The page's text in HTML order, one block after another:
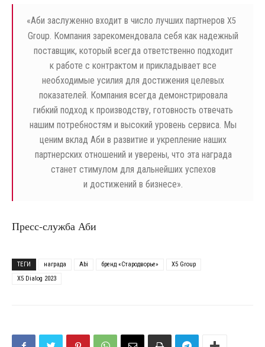
«Аби заслуженно входит в число лучших партнеров X5
Group. Компания зарекомендовала себя как надежный
поставщик, который всегда ответственно подходит
к работе с контрактом и прикладывает все
необходимые усилия для достижения целевых
показателей. Компания всегда демонстрировала
гибкий подход к производству, готовность отвечать
нашим потребностям и высокий уровень сервиса. Мы
ценим вклад Аби в развитие и укрепление наших
партнерских отношений и уверены, что эта награда
станет стимулом для дальнейших успехов
и достижений в бизнесе».
Пресс-служба Аби
ТЕГИ награда Abi бренд «Стародворье»
Х5 Group
Х5 Dialog 2023